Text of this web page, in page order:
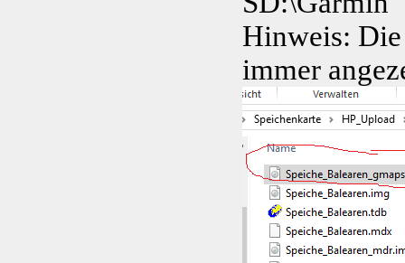
Hinweis:
immer